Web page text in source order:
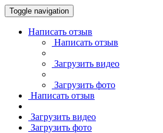
Toggle navigation
Написать отзыв
Написать отзыв
Загрузить видео
Загрузить фото
Написать отзыв
Загрузить видео
Загрузить фото